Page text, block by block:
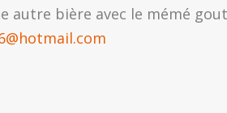
autre bière avec le mémé